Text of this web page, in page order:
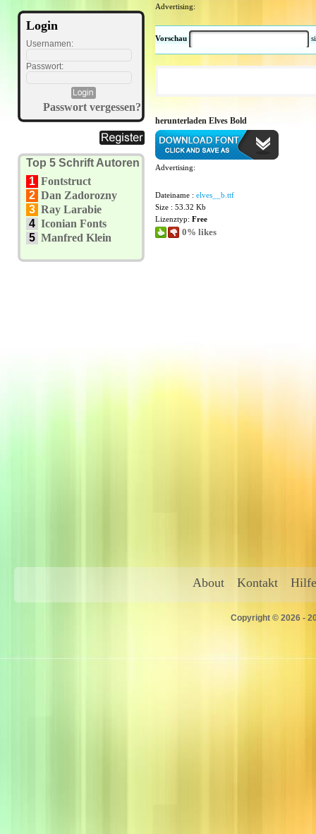
Login
Usernamen:
Passwort:
Passwort vergessen?
Top 5 Schrift Autoren
1 Fontstruct
2 Dan Zadorozny
3 Ray Larabie
4 Iconian Fonts
5 Manfred Klein
Advertising:
Vorschau
herunterladen Elves Bold
Advertising:
Dateiname : elves__b.ttf
Size : 53.32 Kb
Lizenztyp: Free
0% likes
About Kontakt Hilfe
Copyright © 2026 -